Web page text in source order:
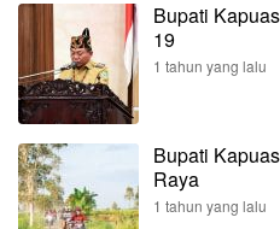
Bupati
19
1 tahun yang lalu
Bupati
Raya
1 tahun yang lalu